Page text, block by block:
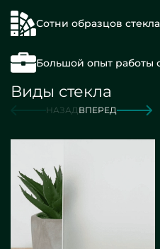
Сотни образцов
Большой опыт работы
Виды стекла
НАЗАДВПЕРЕД